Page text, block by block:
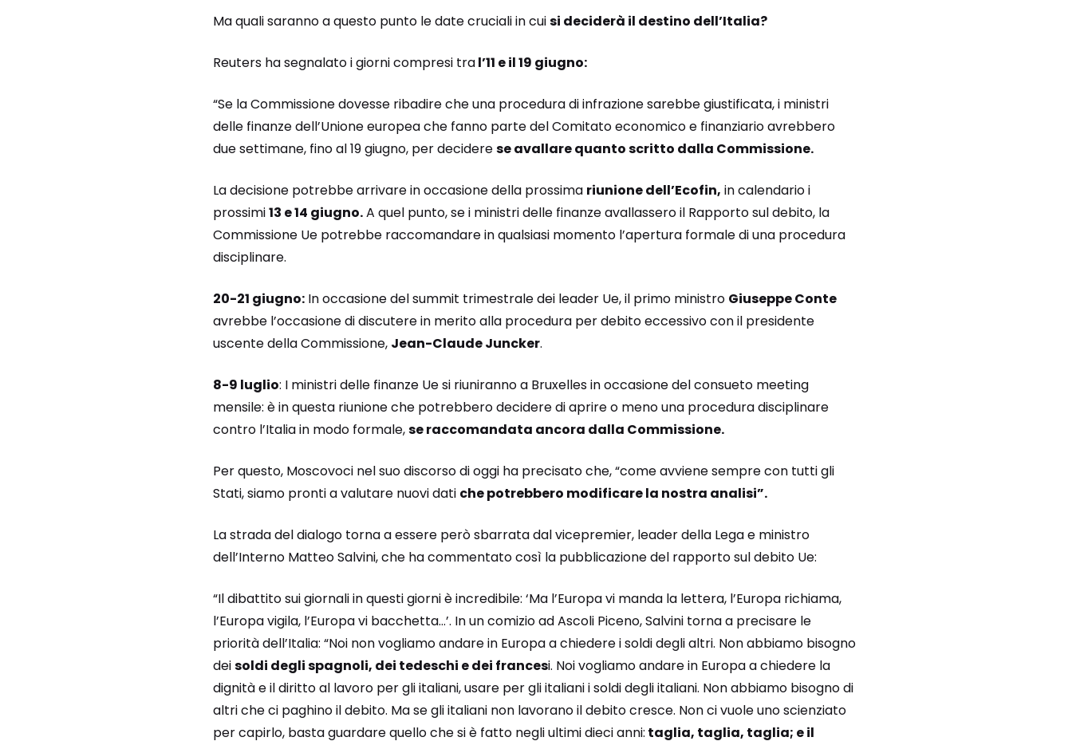
Ma quali saranno a questo punto le date cruciali in cuisi deciderà il destino dell’Italia?
Reuters ha segnalato i giorni compresi tral’11 e il 19 giugno:
“Se la Commissione dovesse ribadire che una procedura di infrazione sarebbe giustificata, i ministri
delle finanze dell’Unione europea che fanno parte del Comitato economico e finanziario avrebbero
due settimane, fino al 19 giugno, per deciderese avallare quanto scritto dalla Commissione.
La decisione potrebbe arrivare in occasione della prossima riunione dell’Ecofin, in calendario i
prossimi13 e 14 giugno.A quel punto, se i ministri delle finanze avallassero il Rapporto sul debito, la
Commissione Ue potrebbe raccomandare in qualsiasi momento l’apertura formale di una procedura
disciplinare.
20-21 giugno:In occasione del summit trimestrale dei leader Ue, il primo ministro Giuseppe Conte
avrebbe l’occasione di discutere in merito alla procedura per debito eccessivo con il presidente
uscente della Commissione, Jean-Claude Juncker.
8-9 luglio: I ministri delle finanze Ue si riuniranno a Bruxelles in occasione del consueto meeting
mensile: è in questa riunione che potrebbero decidere di aprire o meno una procedura disciplinare
contro l’Italia in modo formale,se raccomandata ancora dalla Commissione.
Per questo, Moscovoci nel suo discorso di oggi ha precisato che, “come avviene sempre con tutti gli
Stati, siamo pronti a valutare nuovi dati che potrebbero modificare la nostra analisi”.
La strada del dialogo torna a essere però sbarrata dal vicepremier, leader della Lega e ministro
dell’Interno Matteo Salvini, che ha commentato così la pubblicazione del rapporto sul debito Ue:
“Il dibattito sui giornali in questi giorni è incredibile: ‘Ma l’Europa vi manda la lettera, l’Europa richiama,
l’Europa vigila, l’Europa vi bacchetta…’. In un comizio ad Ascoli Piceno, Salvini torna a precisare le
priorità dell’Italia: “Noi non vogliamo andare in Europa a chiedere i soldi degli altri. Non abbiamo bisogno
deisoldi degli spagnoli, dei tedeschi e dei francesi. Noi vogliamo andare in Europa a chiedere la
dignità e il diritto al lavoro per gli italiani, usare per gli italiani i soldi degli italiani. Non abbiamo bisogno di
altri che ci paghino il debito. Ma se gli italiani non lavorano il debito cresce. Non ci vuole uno scienziato
per capirlo, basta guardare quello che si è fatto negli ultimi dieci anni: taglia, taglia, taglia; e il